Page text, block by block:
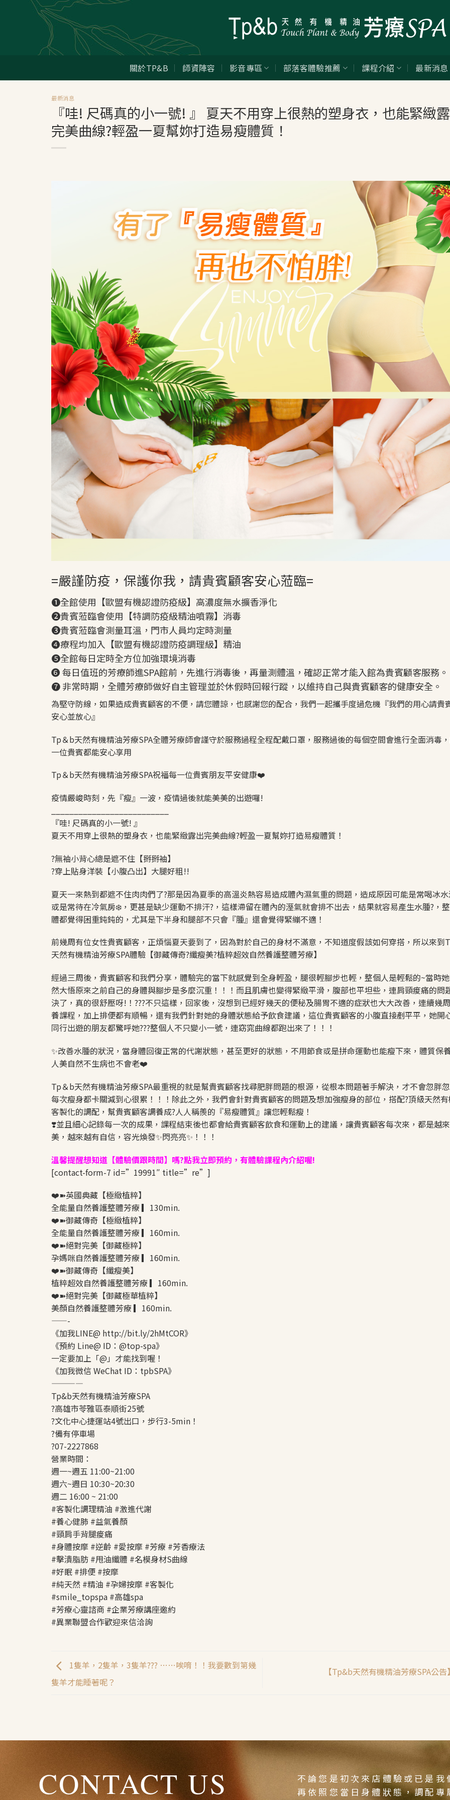
關於TP&B 師資陣容 影音專區 部落客體驗推薦 課程介紹 最新消息
最新消息
『哇! 尺碼真的小一號! 』 夏天不用穿上很熱的塑身衣，也能緊緻
完美曲線?輕盈一夏幫妳打造易瘦體質！
=嚴謹防疫，保護你我，請貴賓顧客安心蒞臨=
❶全館使用【歐盟有機認證防疫級】高濃度無水擴香淨化
❷貴賓蒞臨會使用【特調防疫級精油噴霧】消毒
❸貴賓蒞臨會測量耳溫，門市人員均定時測量
❹療程均加入【歐盟有機認證防疫調理級】精油
❺全館每日定時全方位加強環境消毒
❻ 每日值班的芳療師進SPA館前，先進行消毒後，再量測體溫，確認正常才能入館為貴賓顧客服務。
❼ 非常時期，全體芳療師做好自主管理並於休假時回報行蹤，以維持自己與貴賓顧客的健康安全。
為堅守防線，如果造成貴賓顧客的不便，請您體諒，也感謝您的配合，我們一起攜手度過危機『我們的用心請貴
安心並放心』
Tp＆b天然有機精油芳療SPA全體芳療師會謹守於服務過程全程配戴口罩，服務過後的每個空間會進行全面消毒
一位貴賓都能安心享用
Tp＆b天然有機精油芳療SPA祝福每一位貴賓朋友平安健康❤️
疫情嚴峻時刻，先『瘦』一波，疫情過後就能美美的出遊囉!
『哇! 尺碼真的小一號! 』
夏天不用穿上很熱的塑身衣，也能緊緻露出完美曲線?輕盈一夏幫妳打造易瘦體質！
?無袖小背心總是遮不住【掰掰袖】
?穿上貼身洋裝【小腹凸出】大腿好粗!!
夏天一來熱到都遮不住肉肉們了?那是因為夏季的高溫炎熱容易造成體內濕氣重的問題，造成原因可能是常喝冰水
或是常待在冷氣房❄️，更甚是缺少運動不排汗?，這樣滯留在體內的溼氣就會排不出去，結果就容易產生水腫?，
體都覺得困重鈍鈍的，尤其是下半身和腿部不只會『腫』還會覺得緊繃不適！
前幾周有位女性貴賓顧客，正煩惱夏天要到了，因為對於自己的身材不滿意，不知道度假該如何穿搭，所以來到
天然有機精油芳療SPA體驗【御藏傳奇?纖瘦美?植粹超效自然養護整體芳療】
經過三周後，貴賓顧客和我們分享，體驗完的當下就感覺到全身輕盈，腿很輕腳步也輕，整個人是輕鬆的~當時
然大悟原來之前自己的身體與腳步是多麼沉重！！！而且肌膚也變得緊緻平滑，腹部也平坦些，連肩頸痠痛的問
決了，真的很舒壓呀!！???不只這樣，回家後，沒想到已經好幾天的便秘及腸胃不適的症狀也大大改善，連續幾
養課程，加上排便都有順暢，還有我們針對她的身體狀態給予飲食建議，這位貴賓顧客的小腹直接剷平平，她開
同行出遊的朋友都驚呼她???整個人不只變小一號，連窈窕曲線都跑出來了！！！
✨改善水腫的狀況，當身體回復正常的代謝狀態，甚至更好的狀態，不用節食或是拼命運動也能瘦下來，體質保
人美自然不生病也不會老❤️
Tp＆b天然有機精油芳療SPA最重視的就是幫貴賓顧客找尋肥胖問題的根源，從根本問題著手解決，才不會忽胖忽
每次瘦身都卡關減到心很累！！！除此之外，我們會針對貴賓顧客的問題及想加強瘦身的部位，搭配?頂級天然
客製化的調配，幫貴賓顧客調養成?人人稱羨的『易瘦體質』讓您輕鬆瘦！
❣️並且細心記錄每一次的成果，課程結束後也都會給貴賓顧客飲食和運動上的建議，讓貴賓顧客每次來，都是越
美，越來越有自信，容光煥發✨閃亮亮✨！！！
溫馨提醒想知道【體驗價跟時間】嗎?點我立即預約，有體驗課程內介紹喔!
[contact-form-7 id=”19991″ title=”re”]
❤️➽英國典藏【極緻植粹】
全能量自然養護整體芳療 ▎130min.
❤️➽御藏傳奇【極緻植粹】
全能量自然養護整體芳療 ▎160min.
❤️➽絕對完美【御藏極粹】
孕媽咪自然養護整體芳療 ▎160min.
❤️➽御藏傳奇【纖瘦美】
植粹超效自然養護整體芳療 ▎160min.
❤️➽絕對完美【御藏極華植粹】
美顏自然養護整體芳療 ▎160min.
——-
《加我LINE@ http://bit.ly/2hMtCOR》
《預約 Line@ ID：@top-spa》
一定要加上「@」才能找到喔！
《加我微信 WeChat ID：tpbSPA》
————
Tp&b天然有機精油芳療SPA
?高雄市苓雅區泰順街25號
?文化中心捷運站4號出口，步行3-5min！
?️備有停車場
?07-2227868
營業時間：
週一~週五 11:00~21:00
週六~週日 10:30~20:30
週二 16:00 ~ 21:00
#客製化調理精油 #激進代謝
#養心健肺 #益氣養顏
#頸肩手背腿痠痛
#身體按摩 #逆齡 #愛按摩 #芳療 #芳香療法
#擊潰脂肪 #甩油纖體 #名模身材S曲線
#好眠 #排便 #按摩
#純天然 #精油 #孕婦按摩 #客製化
#smile_topspa #高雄spa
#芳療心靈諮商 #企業芳療講座邀約
#異業聯盟合作歡迎來信洽詢
1隻羊，2隻羊，3隻羊??? ……唉唷！！我要數到第幾
隻羊才能睡著呢？
【Tp&b天然有機精油芳療SPA公告
CONTACT US
不論您是初次來店體驗或已是
再依照您當日身體狀態，調配